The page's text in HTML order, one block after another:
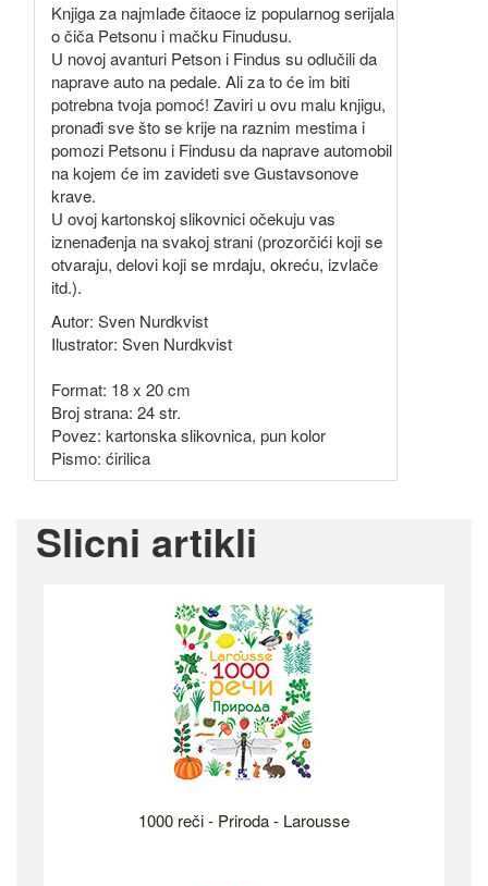
Knjiga za najmlađe čitaoce iz popularnog serijala
o čiča Petsonu i mačku Finudusu.
U novoj avanturi Petson i Findus su odlučili da
naprave auto na pedale. Ali za to će im biti
potrebna tvoja pomoć! Zaviri u ovu malu knjigu,
pronađi sve što se krije na raznim mestima i
pomozi Petsonu i Findusu da naprave automobil
na kojem će im zavideti sve Gustavsonove
krave.
U ovoj kartonskoj slikovnici očekuju vas
iznenađenja na svakoj strani (prozorčići koji se
otvaraju, delovi koji se mrdaju, okreću, izvlače
itd.).
Autor: Sven Nurdkvist
Ilustrator: Sven Nurdkvist
Format: 18 x 20 cm
Broj strana: 24 str.
Povez: kartonska slikovnica, pun kolor
Pismo: ćirilica
Slicni artikli
1000 reči - Priroda - Larousse